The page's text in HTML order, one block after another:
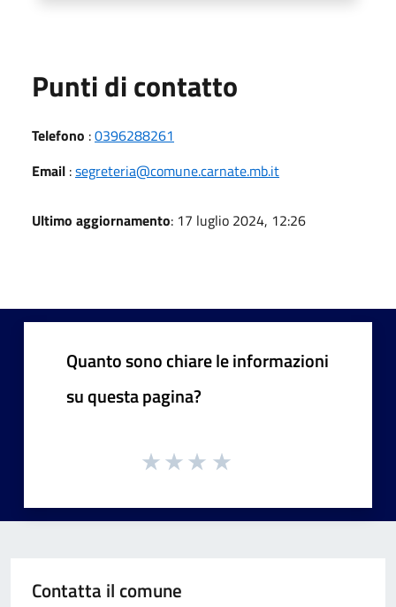
Punti di contatto
Telefono :0396288261
Email :segreteria@comune.carnate.mb.it
Ultimo aggiornamento: 17 luglio 2024, 12:26
Quanto sono chiare le informazioni
su questa pagina?
Contatta il comune